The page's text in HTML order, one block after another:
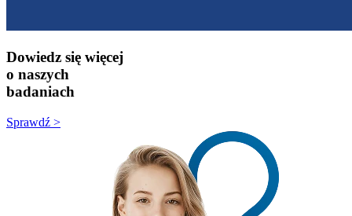
Dowiedz się więcej
o naszych
badaniach
Sprawdź >